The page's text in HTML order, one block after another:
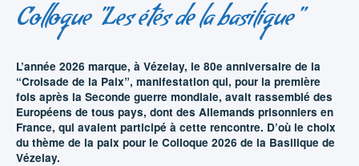
Colloque "Les étés de la basilique"
L’année 2026 marque, à Vézelay, le 80e anniversaire de la
“Croisade de la Paix”, manifestation qui, pour la première
fois après la Seconde guerre mondiale, avait rassemblé des
Européens de tous pays, dont des Allemands prisonniers en
France, qui avaient participé à cette rencontre. D’où le choix
du thème de la paix pour le Colloque 2026 de la Basilique de
Vézelay.